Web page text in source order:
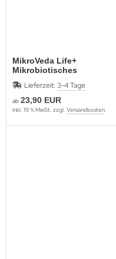
MikroVeda Life+
Mikrobiotisches
Flüssigferment
Lieferzeit: 3-4 Tage
ab 23,90 EUR
inkl. 19 % MwSt. zzgl. Versandkosten